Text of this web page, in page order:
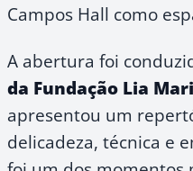
Campos Hall como
A abertura foi
da Fundação Lia
apresentou um
delicadeza, técnica e